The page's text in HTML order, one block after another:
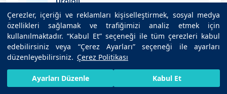
Çerezler, içeriği ve reklamları kişiselleştirmek, sosyal medya
özellikleri sağlamak ve trafiğimizi analiz etmek için
kullanılmaktadır. “Kabul Et” seçeneği ile tüm çerezleri kabul
edebilirsiniz veya “Çerez Ayarları” seçeneği ile ayarları
düzenleyebilirsiniz. Çerez Politikası
Ayarları Düzenle Kabul Et
Benzer İçerikler
HIZLI RANDEVU AL BIZE ULAŞIN